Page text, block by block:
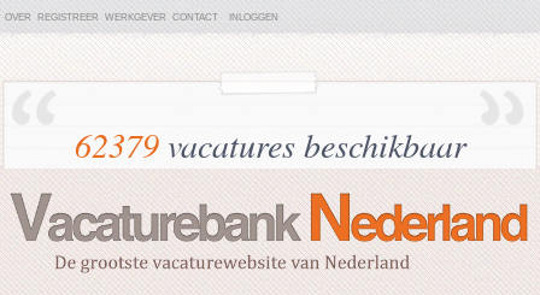
OVER REGISTREER WERKGEVER CONTACT INLOGGEN
62379vacatures beschikbaar